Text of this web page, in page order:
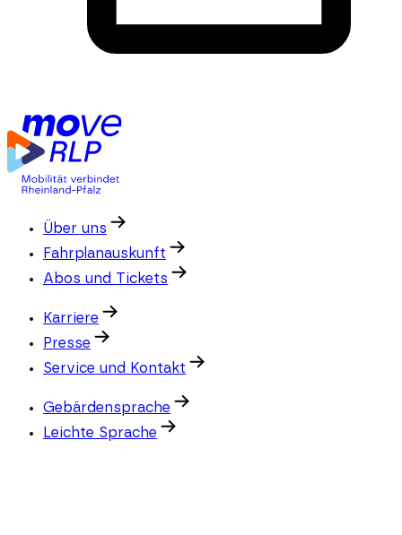
Über uns
Fahrplanauskunft
Abos und Tickets
Karriere
Presse
Service und Kontakt
Gebärdensprache
Leichte Sprache